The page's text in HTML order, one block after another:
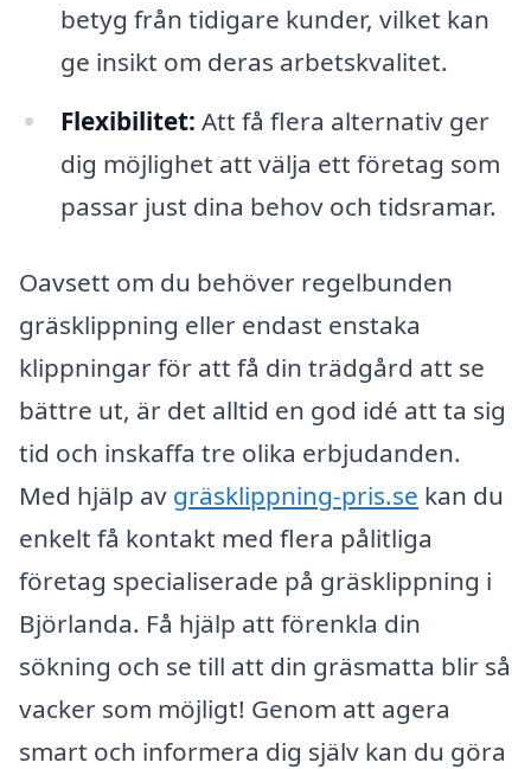
betyg från tidigare kunder, vilket kan
ge insikt om deras arbetskvalitet.
Flexibilitet: Att få flera alternativ ger
dig möjlighet att välja ett företag som
passar just dina behov och tidsramar.
Oavsett om du behöver regelbunden
gräsklippning eller endast enstaka
klippningar för att få din trädgård att se
bättre ut, är det alltid en god idé att ta sig
tid och inskaffa tre olika erbjudanden.
Med hjälp av gräsklippning-pris.se kan du
enkelt få kontakt med flera pålitliga
företag specialiserade på gräsklippning i
Björlanda. Få hjälp att förenkla din
sökning och se till att din gräsmatta blir så
vacker som möjligt! Genom att agera
smart och informera dig själv kan du göra